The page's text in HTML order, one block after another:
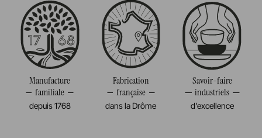
Volume 5CL
Poids 0,034KG
Manufacture
familiale
depuis 1768
Fabrication
française
dans la Drôme
Savoir-faire
industriels
d'excellence